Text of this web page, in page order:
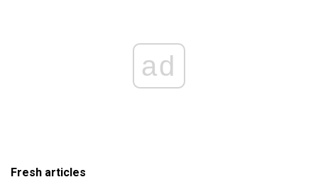
ad
Fresh articles